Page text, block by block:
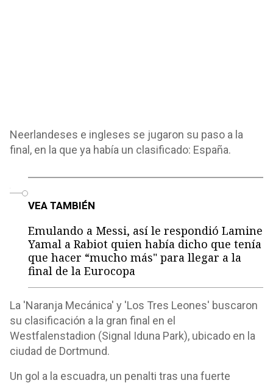
Neerlandeses e ingleses se jugaron su paso a la
final, en la que ya había un clasificado: España.
VEA TAMBIÉN
Emulando a Messi, así le respondió Lamine
Yamal a Rabiot quien había dicho que tenía
que hacer “mucho más" para llegar a la
final de la Eurocopa
La 'Naranja Mecánica' y 'Los Tres Leones' buscaron
su clasificación a la gran final en el
Westfalenstadion (Signal Iduna Park), ubicado en la
ciudad de Dortmund.
Un gol a la escuadra, un penalti tras una fuerte